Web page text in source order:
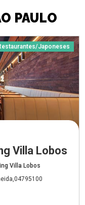
PAULO
Japoneses
Villa Lobos
Villa Lobos